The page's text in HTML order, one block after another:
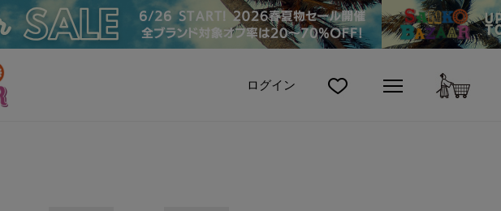
ログイン